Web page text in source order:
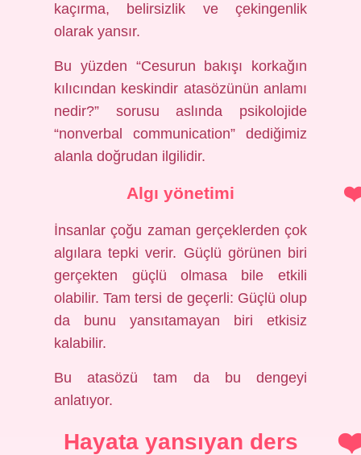
kaçırma, belirsizlik ve çekingenlik
olarak yansır.
Bu yüzden “Cesurun bakışı korkağın
kılıcından keskindir atasözünün anlamı
nedir?” sorusu aslında psikolojide
“nonverbal communication” dediğimiz
alanla doğrudan ilgilidir.
Algı yönetimi
İnsanlar çoğu zaman gerçeklerden çok
algılara tepki verir. Güçlü görünen biri
gerçekten güçlü olmasa bile etkili
olabilir. Tam tersi de geçerli: Güçlü olup
da bunu yansıtamayan biri etkisiz
kalabilir.
Bu atasözü tam da bu dengeyi
anlatıyor.
Hayata yansıyan ders